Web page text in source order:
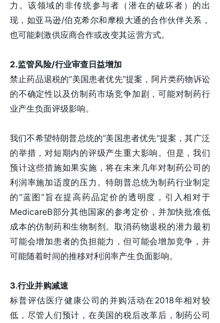
力。该领域的非传统参与者（潜在的破坏者）的出
现，如亚马逊/伯克希尔和摩根大通的合作伙伴关系，
也可能刺激供应商合作或改变其运营方式。
2.监管风险/行业审查日益增加
禁止药品退税的“美国患者优先”提案，阿片类药物诉讼
的不确定性以及仿制药市场竞争加剧，可能对制药行
业产生负面评级影响。
我们不希望特朗普总统的“美国患者优先”提案，其广泛
的举措，对短期内的评级产生重大影响。但是，我们
预计这些措施如果实施，将在未来几年对制药公司的
利润率施加适度的压力。特朗普总统为制药行业制定
的“蓝图”旨在提高药品定价的透明度，引入相对于
MedicareB部分其他国家的参考定价，并加快批准低
成本的仿制药和生物制剂。取消药物退税的潜力最初
可能会增加患者的负担能力，但可能会增加竞争，并
可能随着时间的推移对利润率产生负面影响。
3.行业并购减速
标普评估医疗健康公司的并购活动在2018年相对较
低，尽管人们预计，在美国的税后改革后，制药公司